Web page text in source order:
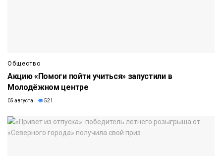
Общество
Акцию «Помоги пойти учиться» запустили в
Молодёжном центре
05 августа 521